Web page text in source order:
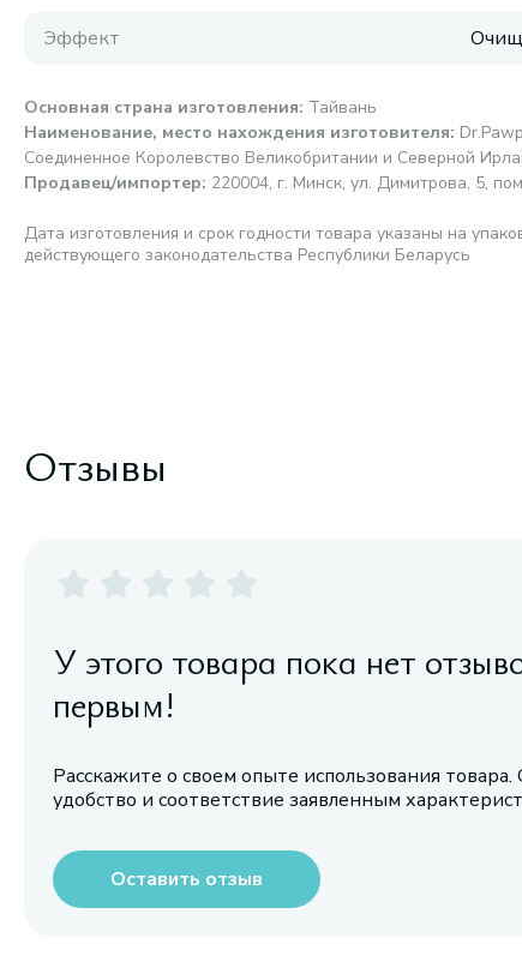
Эффект
Основная страна изготовления: Тайвань
Наименование, место нахождения изготовителя:
Соединенное Королевство Великобритании и Северной
Продавец/импортер: 220004, г. Минск, ул. Димитрова, 5,
Дата изготовления и срок годности товара указаны на
действующего законодательства Республики Беларусь
Отзывы
У этого товара пока нет
первым!
Расскажите о своем опыте использования
удобство и соответствие заявленным
Оставить отзыв